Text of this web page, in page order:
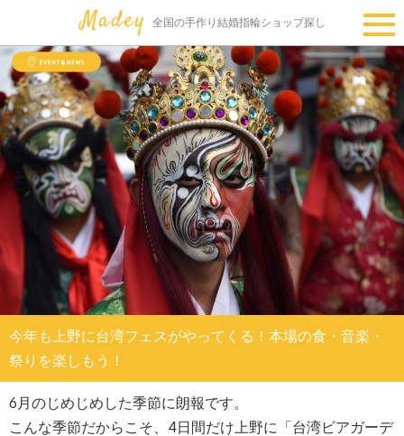
全国の手作り結婚指輪ショップ探し
今年も上野に台湾フェスがやってくる！本場の食・音楽・
祭りを楽しもう！
6月のじめじめした季節に朗報です。
こんな季節だからこそ、4日間だけ上野に「台湾ビアガーデ